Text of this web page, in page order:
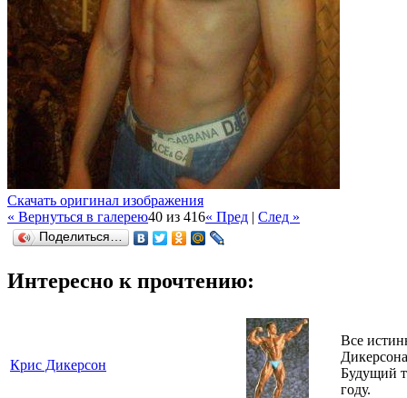
Скачать оригинал изображения
« Вернуться в галерею40 из 416« Пред | След »
Поделиться…
Интересно к прочтению:
Крис Дикерсон
Все
Будущий
году.